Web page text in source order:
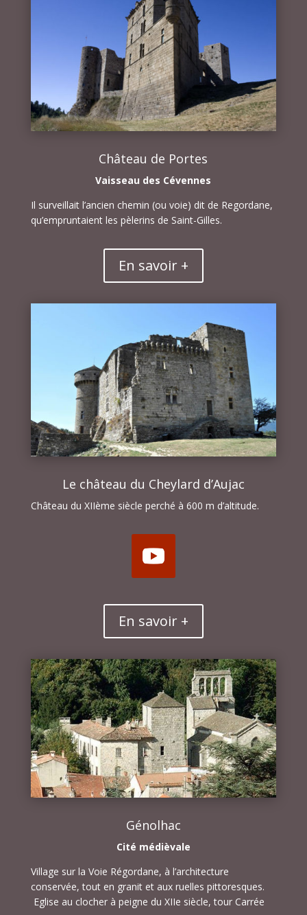
Château de Portes
Vaisseau des Cévennes
Il surveillait l’ancien chemin (ou voie) dit de Regordane,
qu’empruntaient les pèlerins de Saint-Gilles.
En savoir +
Le château du Cheylard d’Aujac
Château du XIIème siècle perché à 600 m d’altitude.
En savoir +
Génolhac
Cité médièvale
Village sur la Voie Régordane, à l’architecture
conservée, tout en granit et aux ruelles pittoresques.
Eglise au clocher à peigne du XIIe siècle, tour Carrée